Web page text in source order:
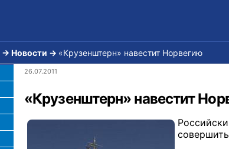
→ Новости → «Крузенштерн» навестит Норвегию
26.07.2011
«Крузенштерн» навестит